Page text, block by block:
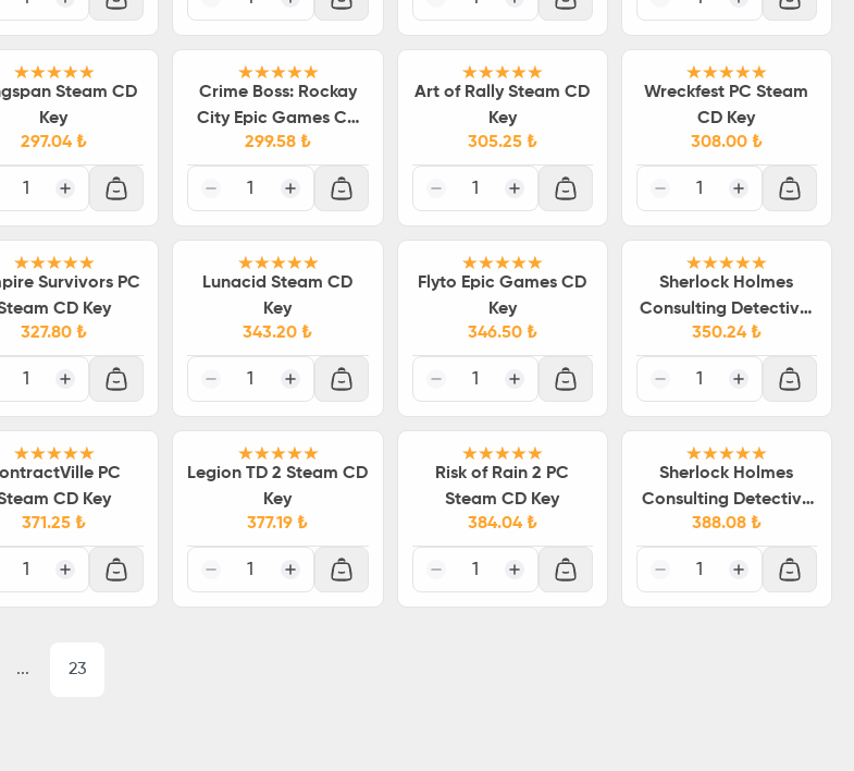
CD Key
Steam CD
Key
297.04₺
1
Crime Boss: Rockay
City Epic Games CD
Key
299.58₺
1
Art of Rally Steam CD
Key
305.25₺
1
Wreckfest PC Steam
CD Key
308.00₺
1
Survivors PC
CD Key
327.80₺
1
Lunacid Steam CD
Key
343.20 ₺
1
Flyto Epic Games CD
Key
346.50₺
1
Sherlock Holmes
Consulting Detective:
The Case of the Tin
Soldier Steam CD Key
350.24₺
1
PC
CD Key
371.25₺
1
Legion TD 2 Steam CD
Key
377.19 ₺
1
Risk of Rain 2 PC
Steam CD Key
384.04₺
1
Sherlock Holmes
Consulting Detective
Collection Steam CD
Key
388.08₺
1
... 23